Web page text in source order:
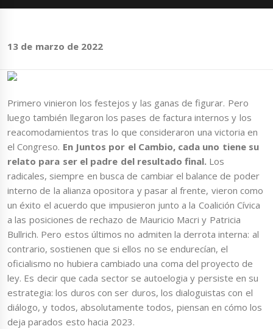
13 de marzo de 2022
Primero vinieron los festejos y las ganas de figurar. Pero
luego también llegaron los pases de factura internos y los
reacomodamientos tras lo que consideraron una victoria en
el Congreso. En Juntos por el Cambio, cada uno tiene su
relato para ser el padre del resultado final. Los
radicales, siempre en busca de cambiar el balance de poder
interno de la alianza opositora y pasar al frente, vieron como
un éxito el acuerdo que impusieron junto a la Coalición Cívica
a las posiciones de rechazo de Mauricio Macri y Patricia
Bullrich. Pero estos últimos no admiten la derrota interna: al
contrario, sostienen que si ellos no se endurecían, el
oficialismo no hubiera cambiado una coma del proyecto de
ley. Es decir que cada sector se autoelogia y persiste en su
estrategia: los duros con ser duros, los dialoguistas con el
diálogo, y todos, absolutamente todos, piensan en cómo los
deja parados esto hacia 2023.